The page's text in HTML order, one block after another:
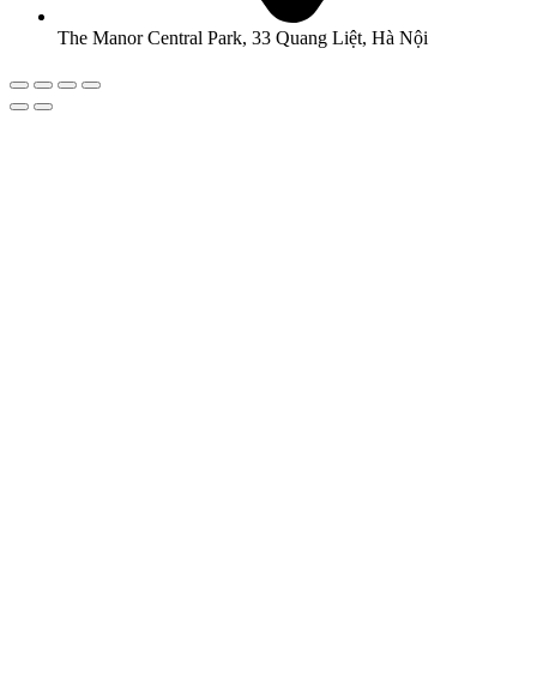
The Manor Central Park, 33 Quang Liệt, Hà Nội